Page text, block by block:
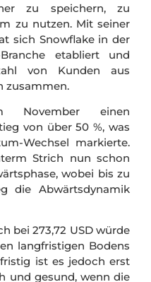
zu speichern, zu
zu nutzen. Mit seiner
sich Snowflake in der
etabliert und
von Kunden aus
zusammen.
November einen
von über 50 %, was
Wechsel markierte.
Strich nun schon
wobei bis zu
die Abwärtsdynamik
bei 273,72 USD würde
langfristigen Bodens
ist es jedoch erst
und gesund, wenn die